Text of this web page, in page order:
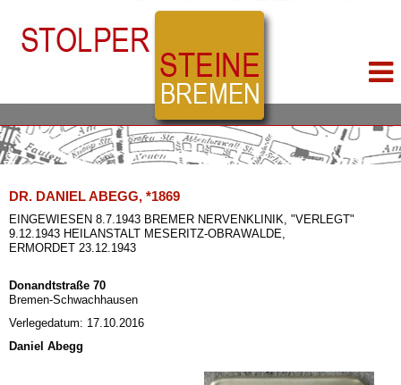
DR. DANIEL ABEGG, *1869
EINGEWIESEN 8.7.1943 BREMER NERVENKLINIK, "VERLEGT"
9.12.1943 HEILANSTALT MESERITZ-OBRAWALDE,
ERMORDET 23.12.1943
Donandtstraße 70
Bremen-Schwachhausen
Verlegedatum: 17.10.2016
Daniel Abegg